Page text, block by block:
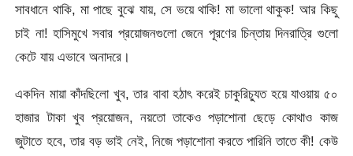
সাবধানে থাকি, মা পাছে বুঝে যায়, সে ভয়ে থাকি! মা ভালো থাকুক! আর কিছু
চাই না! হাসিমুখে সবার প্রয়োজনগুলো জেনে পূরণের চিন্তায় দিনরাত্রি গুলো
কেটে যায় এভাবে অনাদরে।
একদিন মায়া কাঁদছিলো খুব, তার বাবা হঠাৎ করেই চাকুরিচ্যুত হয়ে যাওয়ায় ৫০
হাজার টাকা খুব প্রয়োজন, নয়তো তাকেও পড়াশোনা ছেড়ে কোথাও কাজ
জুটাতে হবে, তার বড় ভাই নেই, নিজে পড়াশোনা করতে পারিনি তাতে কী! কেউ